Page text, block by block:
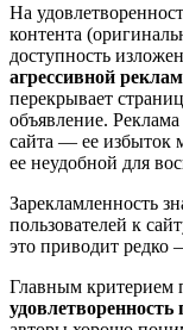
На
контента
доступность
агрессивной
перекрывает
объявление.
сайта — ее избыток
ее неудобной для
Зарекламленность
пользователей к
это приводит редко
Главным критерием
удовлетворенность